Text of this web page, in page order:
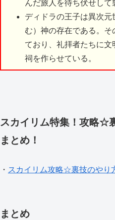
んだ旅人を待ち伏せして
ディドラの王子は異次
む）神の存在である。
ており、礼拝者たちに
祠を作らせている。
スカイリム特集！攻略☆
まとめ！
・ スカイリム攻略☆裏技のやり
まとめ